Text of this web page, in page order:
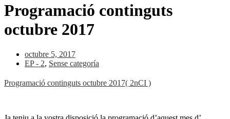
Programació continguts
octubre 2017
octubre 5, 2017
EP - 2, Sense categoría
Programació continguts octubre 2017( 2nCI )